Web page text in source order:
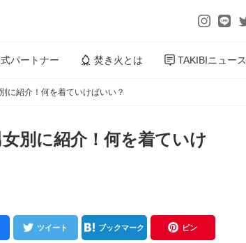
パートナー 焚き火とは TAKIBIニュース
に紹介！何を着ていけばいい？
別に紹介！何を着ていけ
ツイート ブックマーク ピン